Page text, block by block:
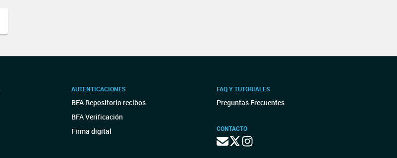
AUTENTICACIONES
BFA Repositorio recibos
BFA Verificación
Firma digital
FAQ Y TUTORIALES
Preguntas Frecuentes
CONTACTO